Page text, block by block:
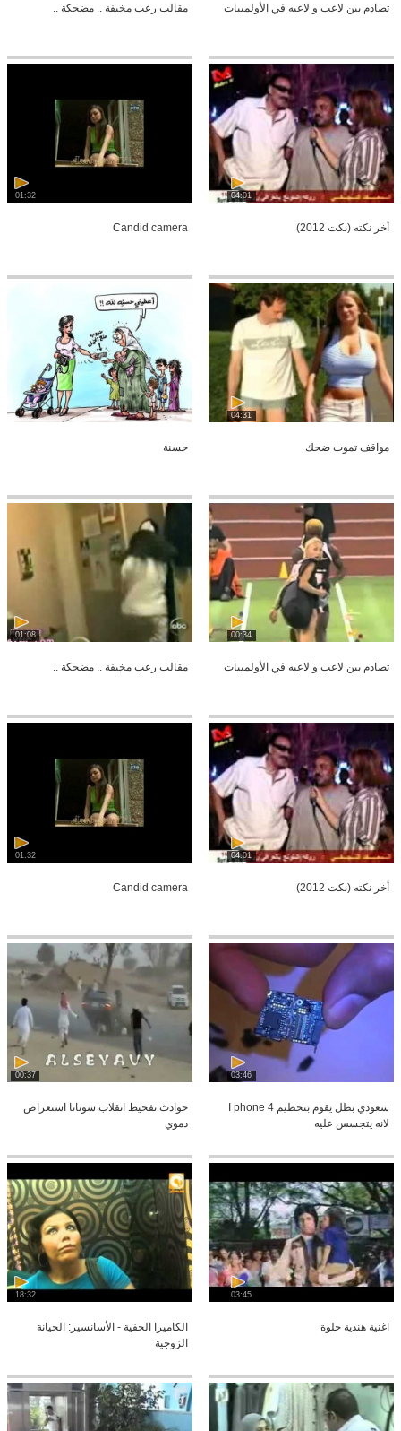
تصادم بين لاعب و لاعبه في الأولمبيات مقالب رعب مخيفة .. مضحكة ..
04:01
أخر نكته (نكت 2012)
01:32
Candid camera
04:31
مواقف تموت ضحك حسنة
00:34
تصادم بين لاعب و لاعبه في الأولمبيات
01:08
مقالب رعب مخيفة .. مضحكة ..
04:01
أخر نكته (نكت 2012)
01:32
Candid camera
03:46
سعودي بطل يقوم بتحطيم I phone 4
لانه يتجسس عليه
00:37
حوادث تفحيط انقلاب سوناتا استعراض
دموي
03:45
اغنية هندية حلوة
18:32
الكاميرا الخفية - الأسانسير: الخيانة
الزوجية